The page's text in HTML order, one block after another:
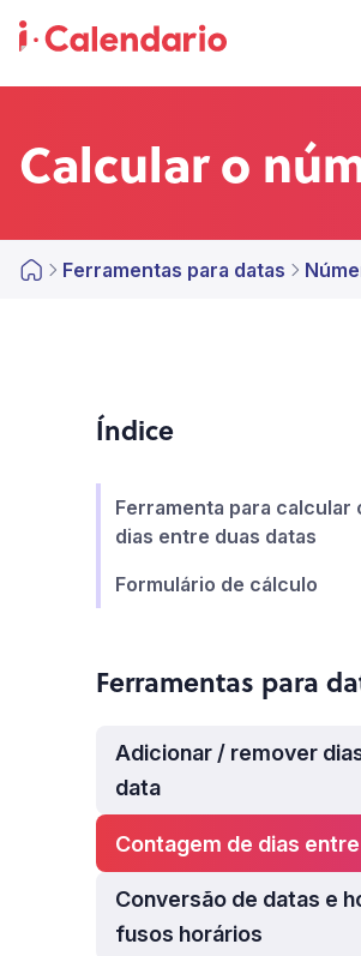
Calcular o
Ferramentas para datas
Índice
Ferramenta para calcular
dias entre duas datas
Formulário de cálculo
Ferramentas para
Adicionar / remover
data
Contagem de dias
Conversão de datas e
fusos horários